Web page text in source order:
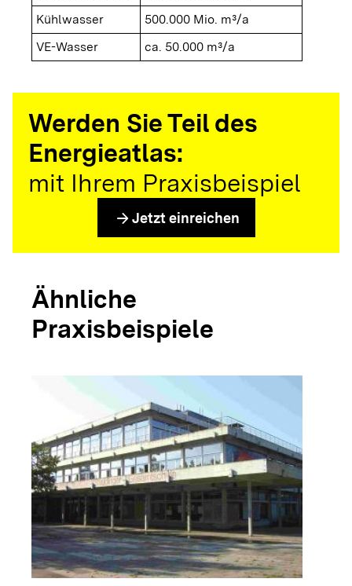
Kühlwasser
500.000 Mio. m³/a
VE-Wasser
ca. 50.000 m³/a
Werden Sie Teil des
Energieatlas:
mit Ihrem Praxisbeispiel
arrow_forward Jetzt einreichen
Ähnliche
Praxisbeispiele